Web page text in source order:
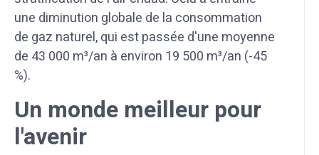
une diminution globale de la consommation
de gaz naturel, qui est passée d'une moyenne
de 43 000 m³/an à environ 19 500 m³/an (-45
%).
Un monde meilleur pour
l'avenir